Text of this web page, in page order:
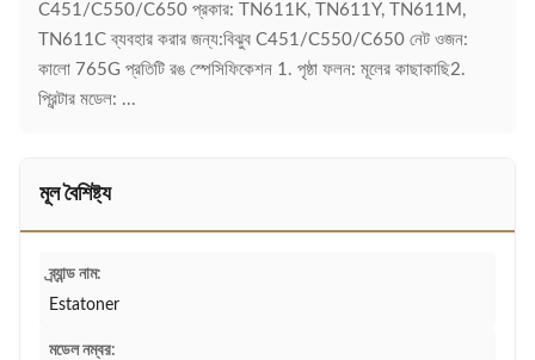
C451/C550/C650 প্রকার: TN611K, TN611Y, TN611M,
TN611C ব্যবহার করার জন্য:বিঝুব C451/C550/C650 নেট ওজন:
কালো 765G প্রতিটি রঙ স্পেসিফিকেশন 1. পৃষ্ঠা ফলন: মূলের কাছাকাছি2.
প্রিন্টার মডেল: ...
মূল বৈশিষ্ট্য
ব্র্যান্ড নাম:
Estatoner
মডেল নম্বর: